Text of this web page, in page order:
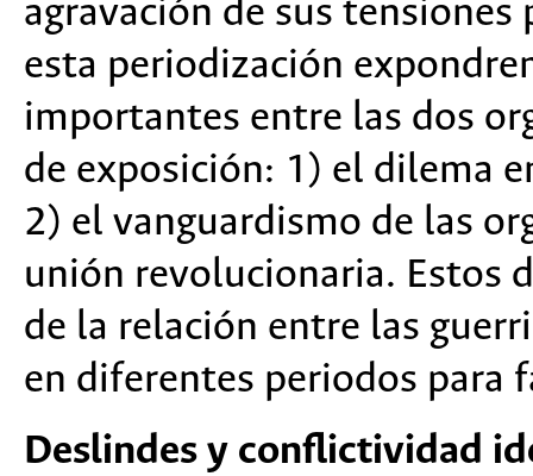
agravación de sus
esta periodización
importantes entre las dos
de exposición: 1) el dilema
2) el vanguardismo de las
unión revolucionaria. Estos
de la relación entre las
en diferentes periodos para
Deslindes y conflictividad